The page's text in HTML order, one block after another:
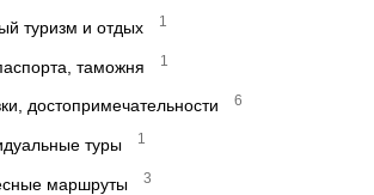
туризм и отдых 1
таможня 1
достопримечательности 6
туры 1
маршруты 3